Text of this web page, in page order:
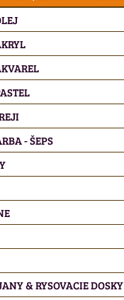
- ŠEPS
& RYSOVACIE DOSKY